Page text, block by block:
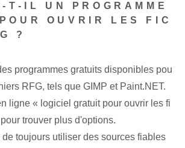
T-IL UN PROGRAMME
OUVRIR LES FIC
?
programmes gratuits disponibles pou
RFG, tels que GIMP et Paint.NET.
ligne « logiciel gratuit pour ouvrir les fi
trouver plus d'options.
toujours utiliser des sources fiables